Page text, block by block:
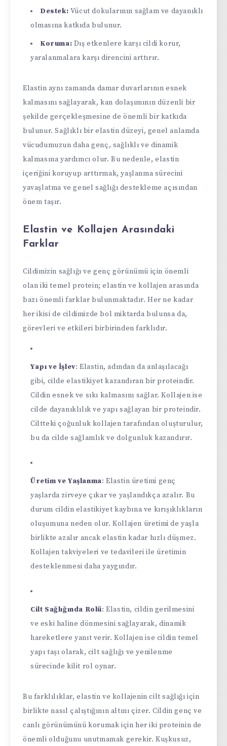
Destek: Vücut dokularının sağlam ve dayanıklı
olmasına katkıda bulunur.
Koruma: Dış etkenlere karşı cildi korur,
yaralanmalara karşı direncini arttırır.
Elastin aynı zamanda damar duvarlarının esnek
kalmasını sağlayarak, kan dolaşımının düzenli bir
şekilde gerçekleşmesine de önemli bir katkıda
bulunur. Sağlıklı bir elastin düzeyi, genel anlamda
vücudumuzun daha genç, sağlıklı ve dinamik
kalmasına yardımcı olur. Bu nedenle, elastin
içeriğini koruyup arttırmak, yaşlanma sürecini
yavaşlatma ve genel sağlığı destekleme açısından
önem taşır.
Elastin ve Kollajen Arasındaki
Farklar
Cildimizin sağlığı ve genç görünümü için önemli
olan iki temel protein; elastin ve kollajen arasında
bazı önemli farklar bulunmaktadır. Her ne kadar
her ikisi de cildimizde bol miktarda bulunsa da,
görevleri ve etkileri birbirinden farklıdır.
Yapı ve İşlev: Elastin, adından da anlaşılacağı
gibi, cilde elastikiyet kazandıran bir proteindir.
Cildin esnek ve sıkı kalmasını sağlar. Kollajen ise
cilde dayanıklılık ve yapı sağlayan bir proteindir.
Ciltteki çoğunluk kollajen tarafından oluşturulur,
bu da cilde sağlamlık ve dolgunluk kazandırır.
Üretim ve Yaşlanma: Elastin üretimi genç
yaşlarda zirveye çıkar ve yaşlandıkça azalır. Bu
durum cildin elastikiyet kaybına ve kırışıklıkların
oluşumuna neden olur. Kollajen üretimi de yaşla
birlikte azalır ancak elastin kadar hızlı düşmez.
Kollajen takviyeleri ve tedavileri ile üretimin
desteklenmesi daha yaygındır.
Cilt Sağlığında Rolü: Elastin, cildin gerilmesini
ve eski haline dönmesini sağlayarak, dinamik
hareketlere yanıt verir. Kollajen ise cildin temel
yapı taşı olarak, cilt sağlığı ve yenilenme
sürecinde kilit rol oynar.
Bu farklılıklar, elastin ve kollajenin cilt sağlığı için
birlikte nasıl çalıştığının altını çizer. Cildin genç ve
canlı görünümünü korumak için her iki proteinin de
önemli olduğunu unutmamak gerekir. Kuşkusuz,